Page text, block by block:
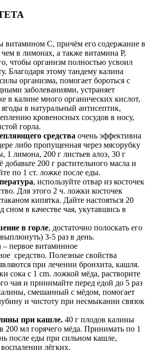
витамином С, причём его содержание в
в лимонах, а также витамина Р,
чтобы организм полностью усвоил
Благодаря этому тандему калина
организма, помогает бороться с
заболеваниями, устраняет
в калине много органических кислот,
в натуральный антисептик,
кровеносных сосудов в носу,
горла.
средства очень эффективна
либо пропущенная через мясорубку
1 лимона, 200 г листьев алоэ, 30 г
200 г растительного масла и
по 1 ст. ложке после еды.
, используйте отвар из косточек
Для этого 2 ч. ложки косточек
кипятка. Дайте настояться 20
в качестве чая, укутавшись в
в горле, достаточно полоскать его
3-5 раз в день.
– первое витаминное
средство. Полезные свойства
при лечении бронхита, кашля.
сока с 1 cm. ложкой мёда, растворите
чая и принимайте перед едой до 5 раз
смешанный с мёдом, помогает
и чистоту при несмыкании связок
при кашле. 40 г плодов калины
в 200 мл горячего мёда. Принимать по 1
после еды при сильном кашле,
лёгких.